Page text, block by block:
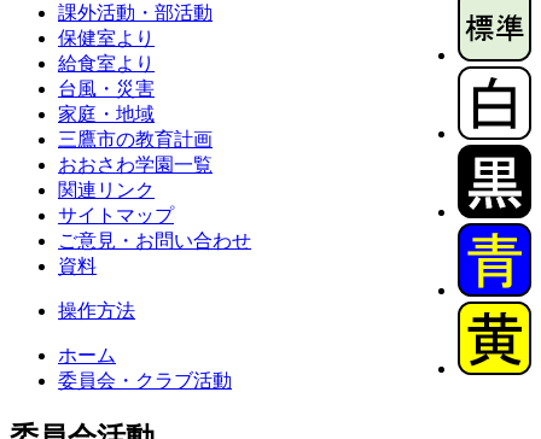
課外活動・部活動
保健室より
給食室より
台風・災害
家庭・地域
三鷹市の教育計画
おおさわ学園一覧
関連リンク
サイトマップ
ご意見・お問い合わせ
資料
操作方法
ホーム
委員会・クラブ活動